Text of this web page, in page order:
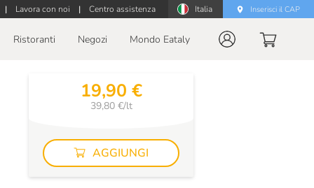
| Lavora con noi | Centro assistenza Italia Inserisci il CAP
Ristoranti Negozi Mondo Eataly
19,90 €
39,80 €/lt
AGGIUNGI